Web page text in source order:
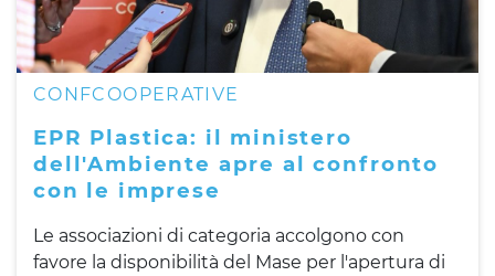
CONFCOOPERATIVE
EPR Plastica: il ministero
dell'Ambiente apre al confronto
con le imprese
Le associazioni di categoria accolgono con
favore la disponibilità del Mase per l'apertura di